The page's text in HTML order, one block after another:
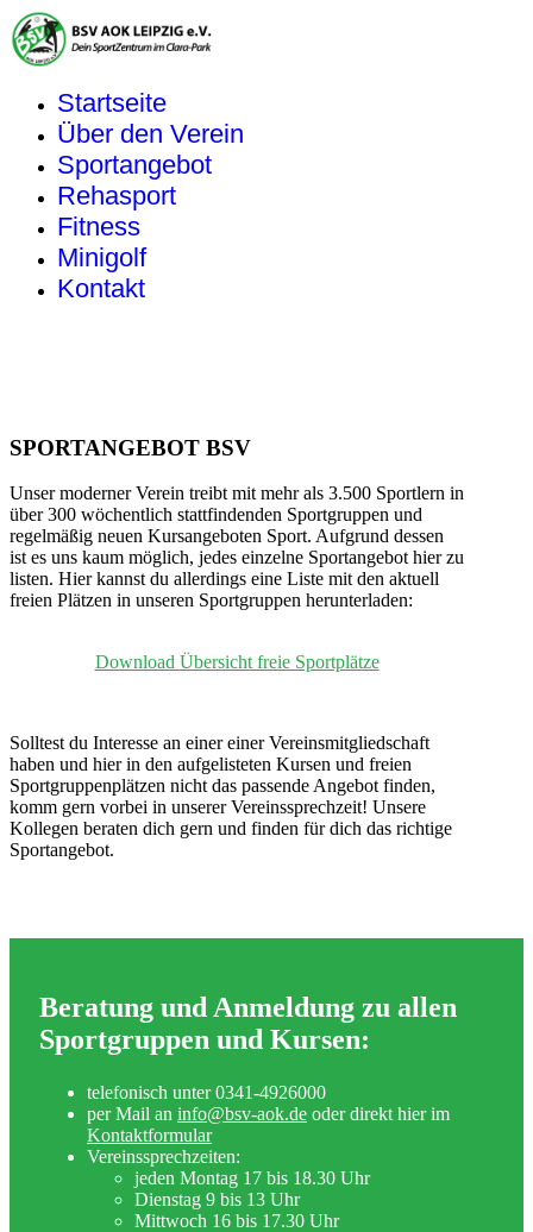
Startseite
Über den Verein
Sportangebot
Rehasport
Fitness
Minigolf
Kontakt
SPORTANGEBOT BSV
Unser moderner Verein treibt mit mehr als 3.500 Sportlern in
über 300 wöchentlich stattfindenden Sportgruppen und
regelmäßig neuen Kursangeboten Sport. Aufgrund dessen
ist es uns kaum möglich, jedes einzelne Sportangebot hier zu
listen. Hier kannst du allerdings eine Liste mit den aktuell
freien Plätzen in unseren Sportgruppen herunterladen:
Download Übersicht freie Sportplätze
Solltest du Interesse an einer einer Vereinsmitgliedschaft
haben und hier in den aufgelisteten Kursen und freien
Sportgruppenplätzen nicht das passende Angebot finden,
komm gern vorbei in unserer Vereinssprechzeit! Unsere
Kollegen beraten dich gern und finden für dich das richtige
Sportangebot.
Beratung und Anmeldung zu allen
Sportgruppen und Kursen:
telefonisch unter 0341-4926000
per Mail an info@bsv-aok.de oder direkt hier im
Kontaktformular
Vereinssprechzeiten:
jeden Montag 17 bis 18.30 Uhr
Dienstag 9 bis 13 Uhr
Mittwoch 16 bis 17.30 Uhr